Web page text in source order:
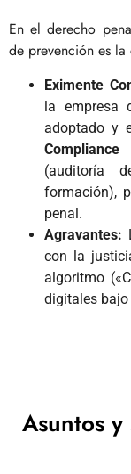
En el derecho
de prevención es
Eximente
la empresa
adoptado y
Compliance
(auditoría
formación),
penal.
Agravantes:
con la
algoritmo
digitales bajo
Asuntos